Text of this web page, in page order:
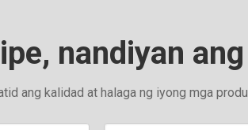
nandiyan
ang kalidad at halaga ng iyong mga